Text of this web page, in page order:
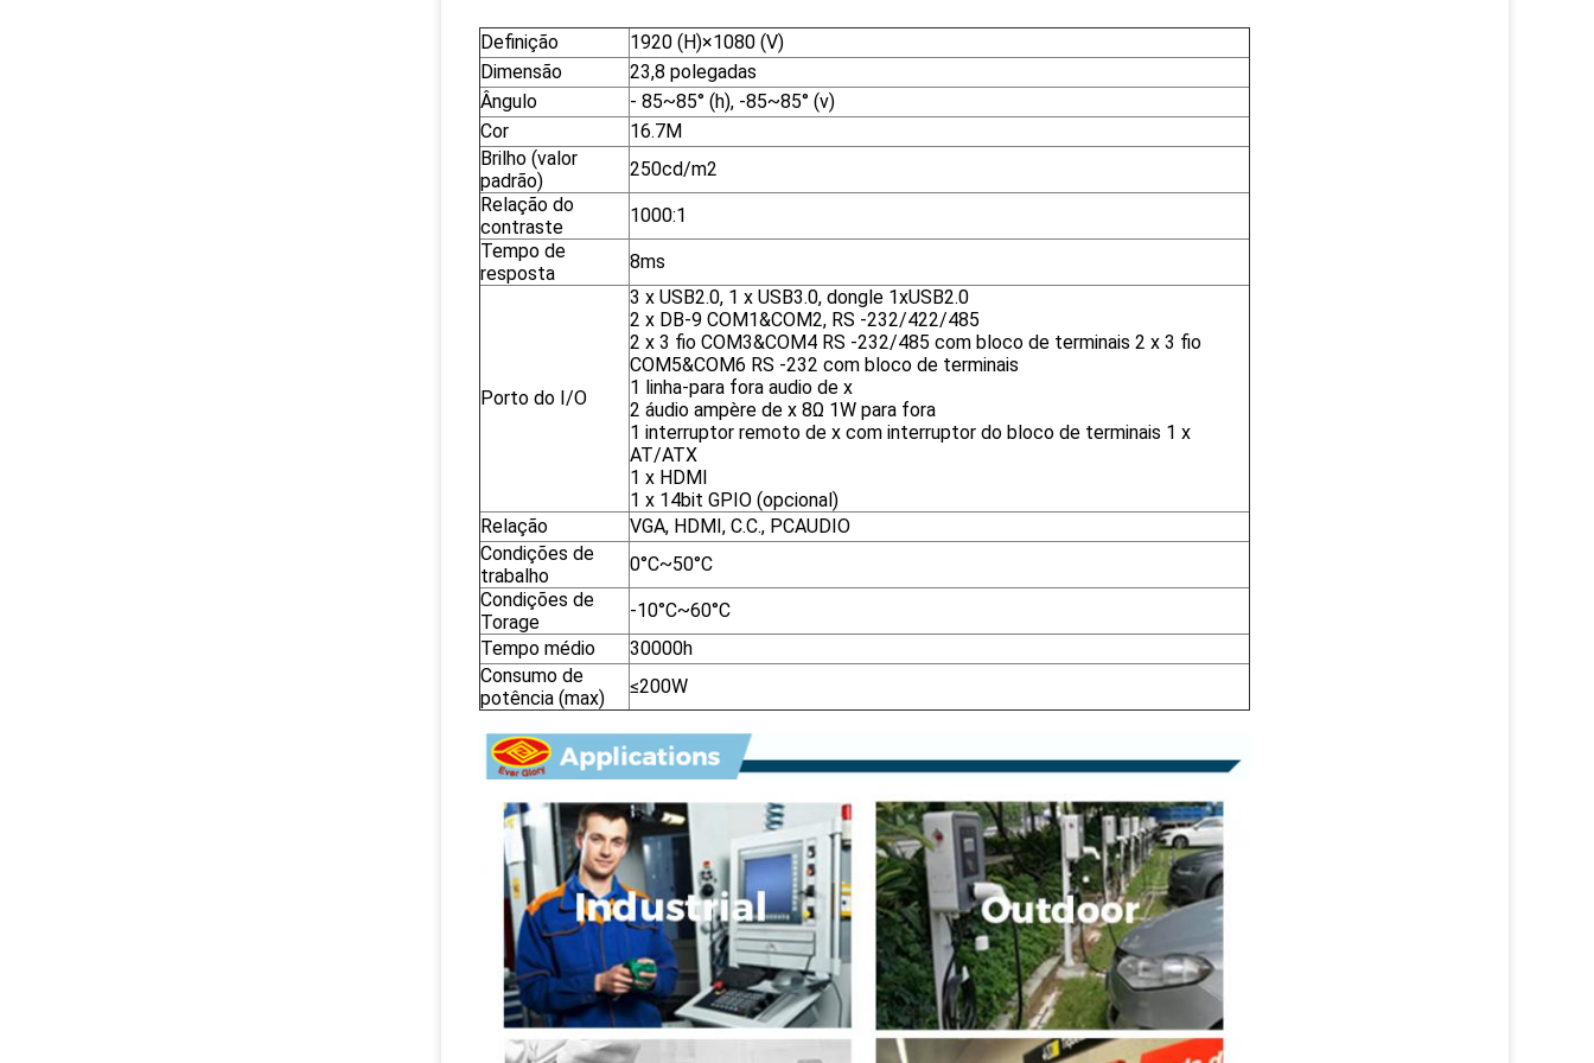
Definição
1920 (H)×1080 (V)
Dimensão
23,8 polegadas
Ângulo
- 85~85° (h), -85~85° (v)
Cor
16.7M
Brilho (valor
padrão)
250cd/m2
Relação do
contraste
1000:1
Tempo de
resposta
8ms
Porto do I/O
3 x USB2.0, 1 x USB3.0, dongle 1xUSB2.0
2 x DB-9 COM1&COM2, RS -232/422/485
2 x 3 fio COM3&COM4 RS -232/485 com bloco de terminais 2 x 3 fio
COM5&COM6 RS -232 com bloco de terminais
1 linha-para fora audio de x
2 áudio ampère de x 8Ω 1W para fora
1 interruptor remoto de x com interruptor do bloco de terminais 1 x
AT/ATX
1 x HDMI
1 x 14bit GPIO (opcional)
Relação
VGA, HDMI, C.C., PCAUDIO
Condições de
trabalho
0°C~50°C
Condições de
Torage
-10°C~60°C
Tempo médio
30000h
Consumo de
potência (max)
≤200W